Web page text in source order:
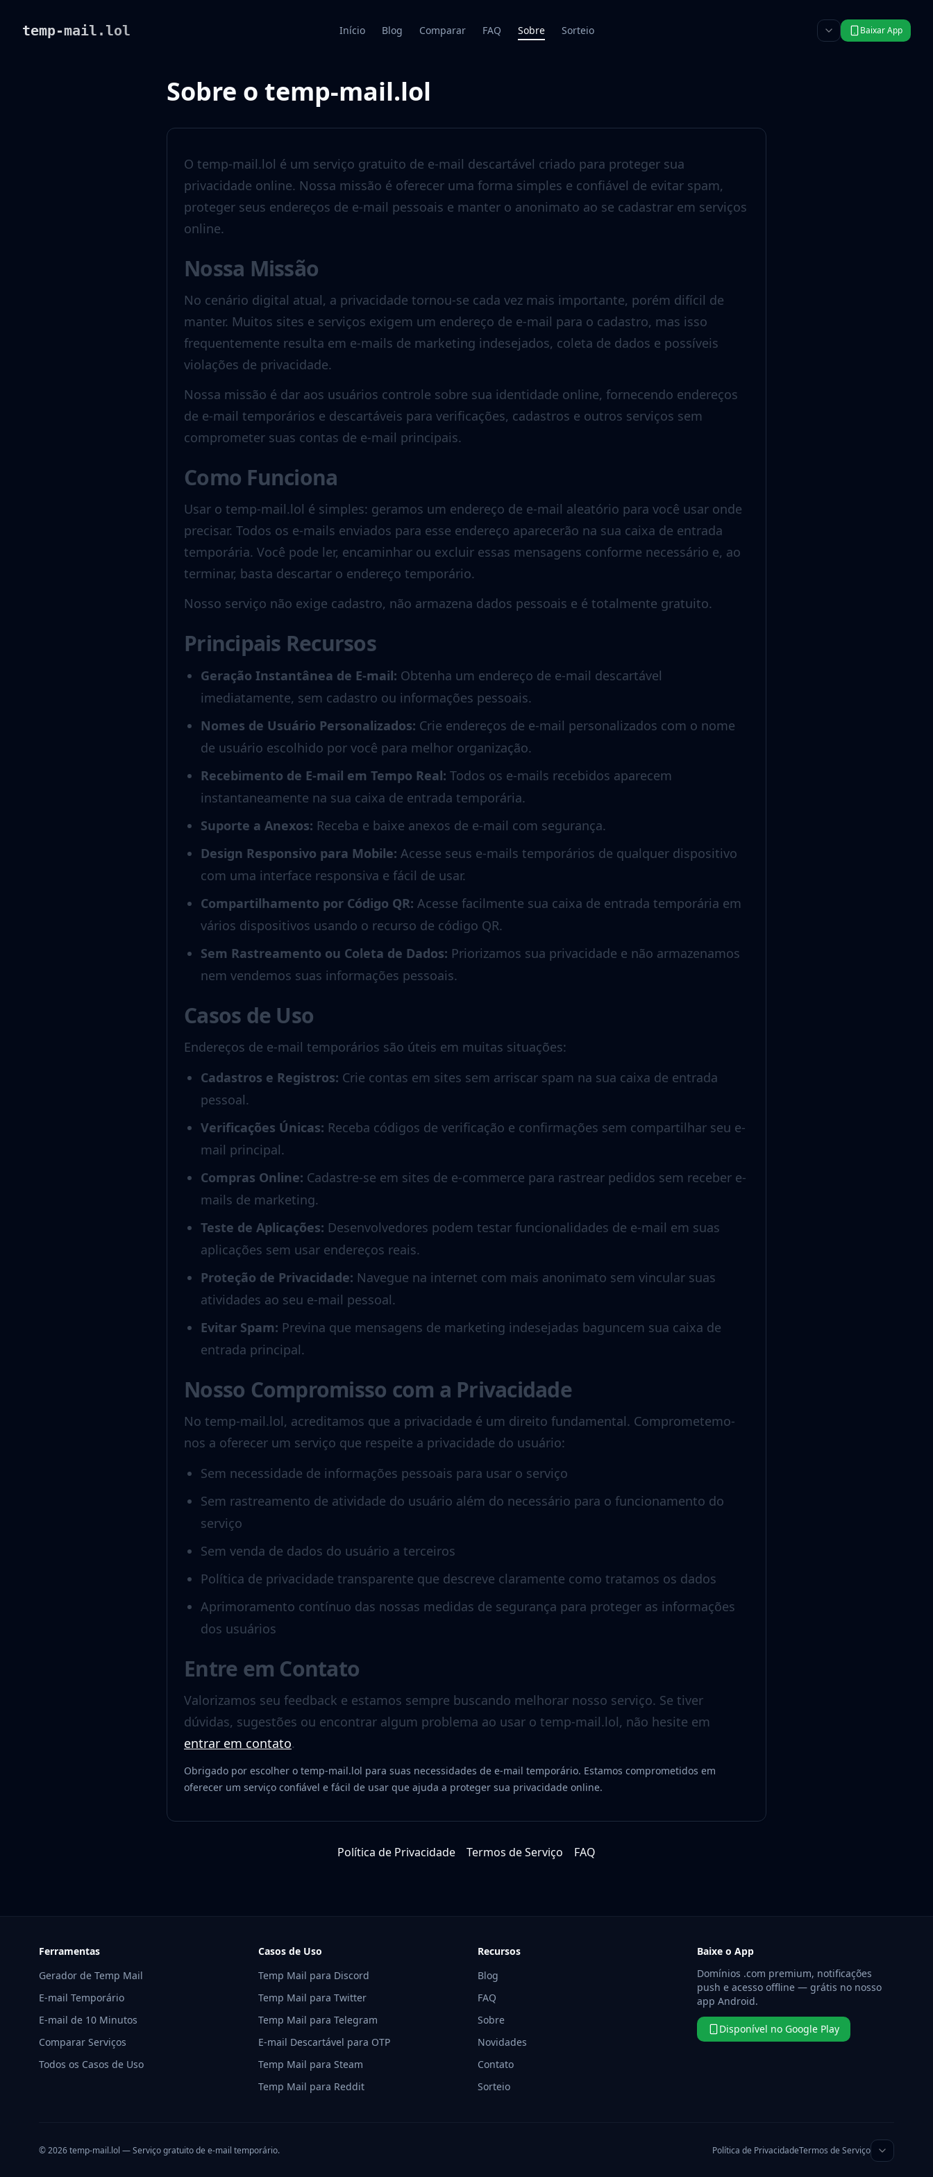
temp-mail.lol Início Blog Comparar FAQ Sobre Sorteio Baixar App
Sobre o temp-mail.lol
O temp-mail.lol é um serviço gratuito de e-mail descartável criado para proteger sua
privacidade online. Nossa missão é oferecer uma forma simples e confiável de evitar spam,
proteger seus endereços de e-mail pessoais e manter o anonimato ao se cadastrar em serviços
online.
Nossa Missão
No cenário digital atual, a privacidade tornou-se cada vez mais importante, porém difícil de
manter. Muitos sites e serviços exigem um endereço de e-mail para o cadastro, mas isso
frequentemente resulta em e-mails de marketing indesejados, coleta de dados e possíveis
violações de privacidade.
Nossa missão é dar aos usuários controle sobre sua identidade online, fornecendo endereços
de e-mail temporários e descartáveis para verificações, cadastros e outros serviços sem
comprometer suas contas de e-mail principais.
Como Funciona
Usar o temp-mail.lol é simples: geramos um endereço de e-mail aleatório para você usar onde
precisar. Todos os e-mails enviados para esse endereço aparecerão na sua caixa de entrada
temporária. Você pode ler, encaminhar ou excluir essas mensagens conforme necessário e, ao
terminar, basta descartar o endereço temporário.
Nosso serviço não exige cadastro, não armazena dados pessoais e é totalmente gratuito.
Principais Recursos
Geração Instantânea de E-mail: Obtenha um endereço de e-mail descartável
imediatamente, sem cadastro ou informações pessoais.
Nomes de Usuário Personalizados: Crie endereços de e-mail personalizados com o nome
de usuário escolhido por você para melhor organização.
Recebimento de E-mail em Tempo Real: Todos os e-mails recebidos aparecem
instantaneamente na sua caixa de entrada temporária.
Suporte a Anexos: Receba e baixe anexos de e-mail com segurança.
Design Responsivo para Mobile: Acesse seus e-mails temporários de qualquer dispositivo
com uma interface responsiva e fácil de usar.
Compartilhamento por Código QR: Acesse facilmente sua caixa de entrada temporária em
vários dispositivos usando o recurso de código QR.
Sem Rastreamento ou Coleta de Dados: Priorizamos sua privacidade e não armazenamos
nem vendemos suas informações pessoais.
Casos de Uso
Endereços de e-mail temporários são úteis em muitas situações:
Cadastros e Registros: Crie contas em sites sem arriscar spam na sua caixa de entrada
pessoal.
Verificações Únicas: Receba códigos de verificação e confirmações sem compartilhar seu e-
mail principal.
Compras Online: Cadastre-se em sites de e-commerce para rastrear pedidos sem receber e-
mails de marketing.
Teste de Aplicações: Desenvolvedores podem testar funcionalidades de e-mail em suas
aplicações sem usar endereços reais.
Proteção de Privacidade: Navegue na internet com mais anonimato sem vincular suas
atividades ao seu e-mail pessoal.
Evitar Spam: Previna que mensagens de marketing indesejadas baguncem sua caixa de
entrada principal.
Nosso Compromisso com a Privacidade
No temp-mail.lol, acreditamos que a privacidade é um direito fundamental. Comprometemo-
nos a oferecer um serviço que respeite a privacidade do usuário:
Sem necessidade de informações pessoais para usar o serviço
Sem rastreamento de atividade do usuário além do necessário para o funcionamento do
serviço
Sem venda de dados do usuário a terceiros
Política de privacidade transparente que descreve claramente como tratamos os dados
Aprimoramento contínuo das nossas medidas de segurança para proteger as informações
dos usuários
Entre em Contato
Valorizamos seu feedback e estamos sempre buscando melhorar nosso serviço. Se tiver
dúvidas, sugestões ou encontrar algum problema ao usar o temp-mail.lol, não hesite em
entrar em contato.
Obrigado por escolher o temp-mail.lol para suas necessidades de e-mail temporário. Estamos comprometidos em
oferecer um serviço confiável e fácil de usar que ajuda a proteger sua privacidade online.
Política de Privacidade Termos de Serviço FAQ
Ferramentas
Gerador de Temp Mail
E-mail Temporário
E-mail de 10 Minutos
Comparar Serviços
Todos os Casos de Uso
Casos de Uso
Temp Mail para Discord
Temp Mail para Twitter
Temp Mail para Telegram
E-mail Descartável para OTP
Temp Mail para Steam
Temp Mail para Reddit
Recursos
Blog
FAQ
Sobre
Novidades
Contato
Sorteio
Baixe o App
Domínios .com premium, notificações
push e acesso offline — grátis no nosso
app Android.
Disponível no Google Play
© 2026 temp-mail.lol — Serviço gratuito de e-mail temporário. Política de PrivacidadeTermos de Serviço